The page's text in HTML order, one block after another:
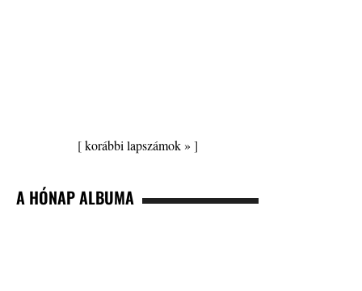
[korábbi lapszámok » ]
A HÓNAP ALBUMA